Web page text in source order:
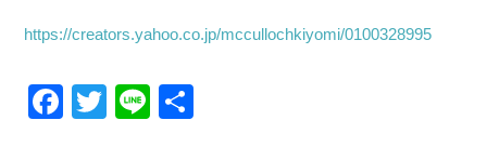
https://creators.yahoo.co.jp/mccullochkiyomi/0100328995
F
T
Li